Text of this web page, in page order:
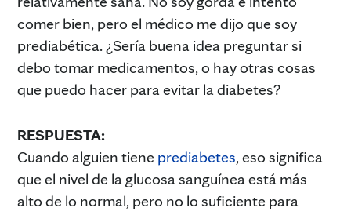
comer bien, pero el médico me dijo que soy
prediabética. ¿Sería buena idea preguntar si
debo tomar medicamentos, o hay otras cosas
que puedo hacer para evitar la diabetes?
RESPUESTA:
Cuando alguien tiene prediabetes, eso significa
que el nivel de la glucosa sanguínea está más
alto de lo normal, pero no lo suficiente para